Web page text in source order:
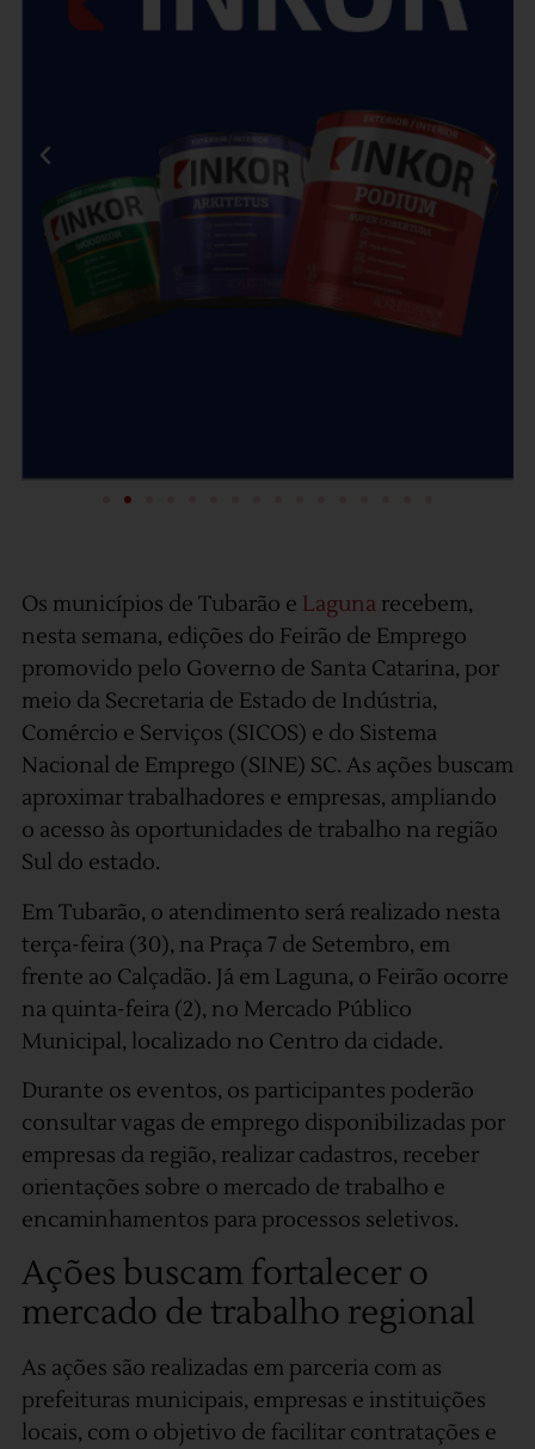
Os municípios de Tubarão e Laguna recebem,
nesta semana, edições do Feirão de Emprego
promovido pelo Governo de Santa Catarina, por
meio da Secretaria de Estado de Indústria,
Comércio e Serviços (SICOS) e do Sistema
Nacional de Emprego (SINE) SC. As ações buscam
aproximar trabalhadores e empresas, ampliando
o acesso às oportunidades de trabalho na região
Sul do estado.
Em Tubarão, o atendimento será realizado nesta
terça-feira (30), na Praça 7 de Setembro, em
frente ao Calçadão. Já em Laguna, o Feirão ocorre
na quinta-feira (2), no Mercado Público
Municipal, localizado no Centro da cidade.
Durante os eventos, os participantes poderão
consultar vagas de emprego disponibilizadas por
empresas da região, realizar cadastros, receber
orientações sobre o mercado de trabalho e
encaminhamentos para processos seletivos.
Ações buscam fortalecer o
mercado de trabalho regional
As ações são realizadas em parceria com as
prefeituras municipais, empresas e instituições
locais, com o objetivo de facilitar contratações e